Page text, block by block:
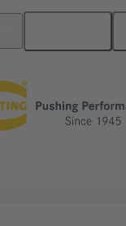
Accesorios